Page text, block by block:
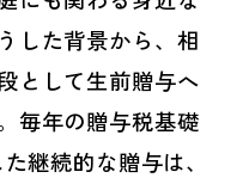
した背景から、相
として生前贈与へ
毎年の贈与税基礎
継続的な贈与は、